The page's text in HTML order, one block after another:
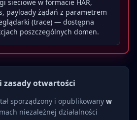
sieciowe w formacie HAR,
payloady żądań z parametrem
(trace) — dostępna
poszczególnych domen.
zasady otwartości
sporządzony i opublikowany w
niezależnej działalności